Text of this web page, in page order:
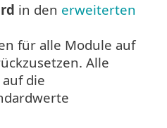
in den erweiterten
für alle Module auf
Alle
die